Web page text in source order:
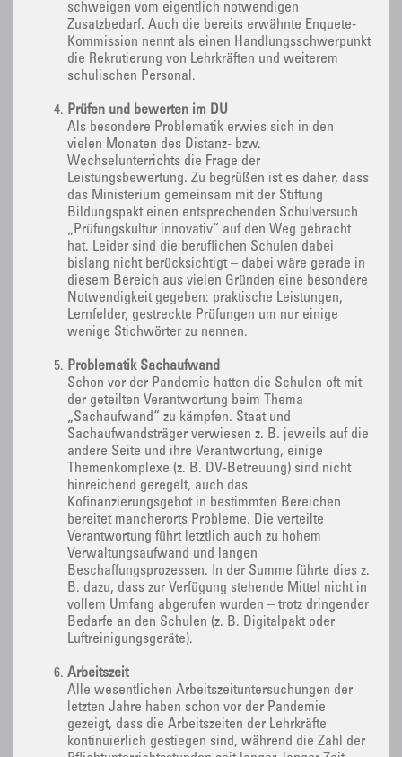
schweigen vom eigentlich notwendigen
Zusatzbedarf. Auch die bereits erwähnte Enquete-
Kommission nennt als einen Handlungsschwerpunkt
die Rekrutierung von Lehrkräften und weiterem
schulischen Personal.
Prüfen und bewerten im DU
Als besondere Problematik erwies sich in den
vielen Monaten des Distanz- bzw.
Wechselunterrichts die Frage der
Leistungsbewertung. Zu begrüßen ist es daher, dass
das Ministerium gemeinsam mit der Stiftung
Bildungspakt einen entsprechenden Schulversuch
„Prüfungskultur innovativ“ auf den Weg gebracht
hat. Leider sind die beruflichen Schulen dabei
bislang nicht berücksichtigt – dabei wäre gerade in
diesem Bereich aus vielen Gründen eine besondere
Notwendigkeit gegeben: praktische Leistungen,
Lernfelder, gestreckte Prüfungen um nur einige
wenige Stichwörter zu nennen.
Problematik Sachaufwand
Schon vor der Pandemie hatten die Schulen oft mit
der geteilten Verantwortung beim Thema
„Sachaufwand“ zu kämpfen. Staat und
Sachaufwandsträger verwiesen z. B. jeweils auf die
andere Seite und ihre Verantwortung, einige
Themenkomplexe (z. B. DV-Betreuung) sind nicht
hinreichend geregelt, auch das
Kofinanzierungsgebot in bestimmten Bereichen
bereitet mancherorts Probleme. Die verteilte
Verantwortung führt letztlich auch zu hohem
Verwaltungsaufwand und langen
Beschaffungsprozessen. In der Summe führte dies z.
B. dazu, dass zur Verfügung stehende Mittel nicht in
vollem Umfang abgerufen wurden – trotz dringender
Bedarfe an den Schulen (z. B. Digitalpakt oder
Luftreinigungsgeräte).
Arbeitszeit
Alle wesentlichen Arbeitszeituntersuchungen der
letzten Jahre haben schon vor der Pandemie
gezeigt, dass die Arbeitszeiten der Lehrkräfte
kontinuierlich gestiegen sind, während die Zahl der